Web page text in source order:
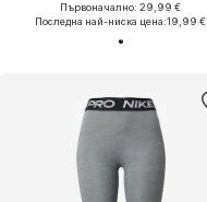
Първоначално: 29,99 €
Последна най-ниска цена:19,99 €